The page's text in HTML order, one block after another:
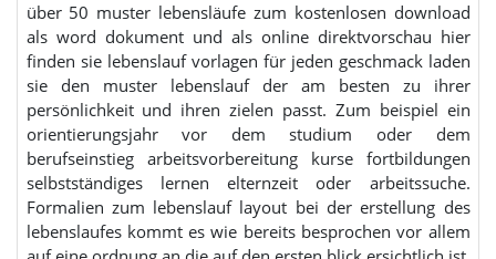
über 50 muster lebensläufe zum kostenlosen download
als word dokument und als online direktvorschau hier
finden sie lebenslauf vorlagen für jeden geschmack laden
sie den muster lebenslauf der am besten zu ihrer
persönlichkeit und ihren zielen passt. Zum beispiel ein
orientierungsjahr vor dem studium oder dem
berufseinstieg arbeitsvorbereitung kurse fortbildungen
selbstständiges lernen elternzeit oder arbeitssuche.
Formalien zum lebenslauf layout bei der erstellung des
lebenslaufes kommt es wie bereits besprochen vor allem